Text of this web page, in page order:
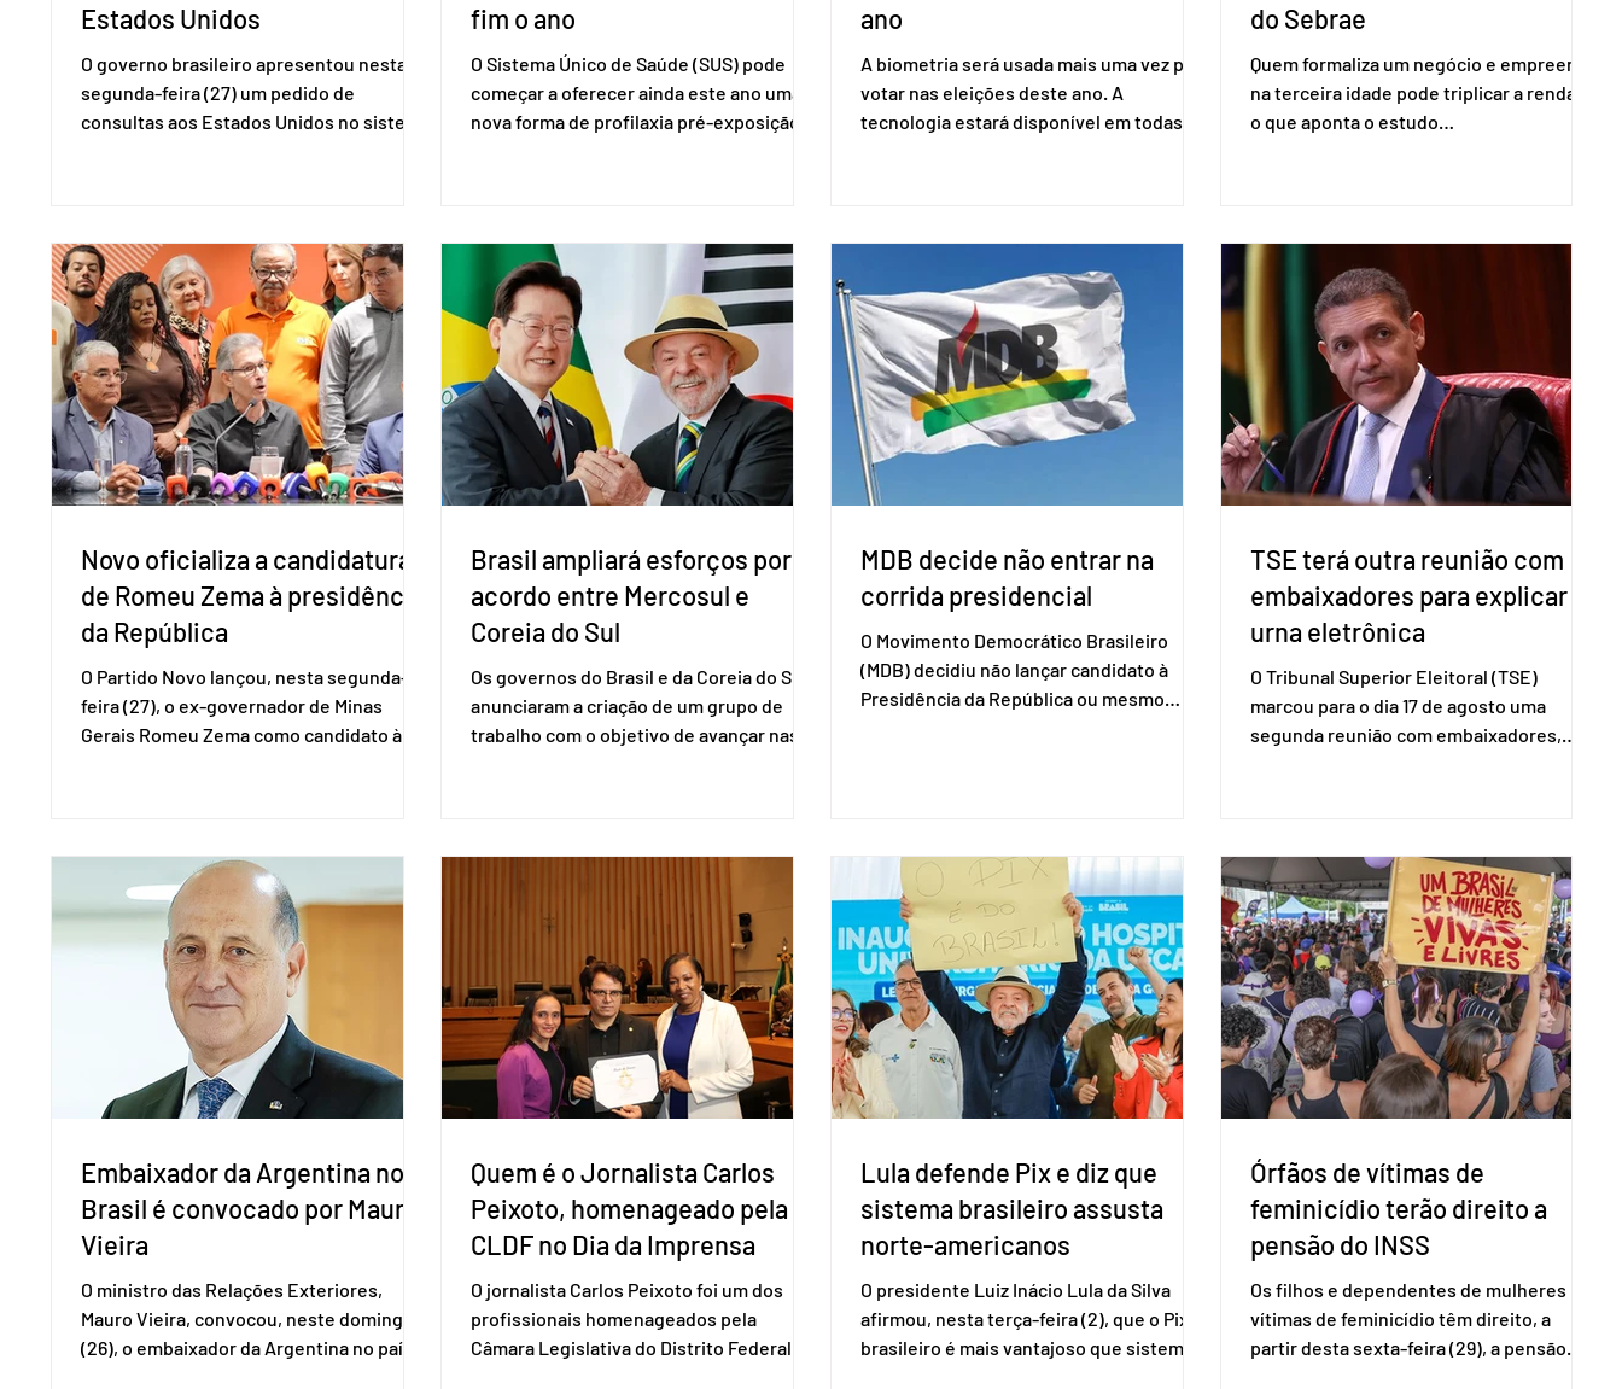
Estados Unidos
O governo brasileiro apresentou nesta
segunda-feira (27) um pedido de
consultas aos Estados Unidos no sistema
base na Seção 301 da Lei de Comércio de
1974. Segundo nota divulgada pelo
Ministério das Relações Exteriores, o
Brasil considera que as tarifas são
injustificadas e incompatíveis com as
obrigações assumidas pelos Estados
Unid
fim o ano
O Sistema Único de Saúde (SUS) pode
começar a oferecer ainda este ano uma
nova forma de profilaxia pré-exposição
e pode ser tomado a cada dois meses. O
pedido de inclusão vai ser encaminhado
pelo Ministério da Saúde à Comissão
Nacional de Incorporação de Novas
Tecnologias no SUS (Conitec) na semana
que vem. A Conitec é um colegiado
ano
A biometria será usada mais uma vez para
votar nas eleições deste ano. A
tecnologia estará disponível em todas as
Se o título estiver regular, o eleitor pode
votar mesmo sem ter realizado esse
cadastro. Neste caso, será exigido o
documento de identificação para acesso
à urna eletrônica. Se a urna eletrônica
não reconh
do Sebrae
Quem formaliza um negócio e empreende
na terceira idade pode triplicar a renda. É
o que aponta o estudo
Empresas (Sebrae), realizado a partir de
dados do Instituto Brasileiro de
Geografia e Estatística (IBGE). O estudo
do Sebrae mostra que, no quarto
trimestre de 2025, os empreendedores
60+ formalizados atingiram o maior
rendime
Novo oficializa a candidatura
de Romeu Zema à presidência
da República
O Partido Novo lançou, nesta segunda-
feira (27), o ex-governador de Minas
Gerais Romeu Zema como candidato à
vice-presidente. A convenção contou
com a presença do presidente nacional
do partido, Eduardo Ribeiro, e do senador
Eduardo Girão, filiado ao Novo desde
fevereiro de 2023. Formado em
administração de empresas pela Fundaç
Brasil ampliará esforços por
acordo entre Mercosul e
Coreia do Sul
Os governos do Brasil e da Coreia do Sul
anunciaram a criação de um grupo de
trabalho com o objetivo de avançar nas
“Decidimos criar um grupo de trabalho
que vai identificar sensibilidades dos
dois lados e evitar que elas sejam um
empecilho para a retomada das
negociações de um acordo do Mercosul
com a Coreia”, disse o presiden
MDB decide não entrar na
corrida presidencial
O Movimento Democrático Brasileiro
(MDB) decidiu não lançar candidato à
Presidência da República ou mesmo
formação de alianças no âmbito local. A
ideia, segundo o partido, é focar na
eleição de governadores e deputados
estaduais, além de fortalecer a bancada
no Congresso Nacional, com senad
TSE terá outra reunião com
embaixadores para explicar
urna eletrônica
O Tribunal Superior Eleitoral (TSE)
marcou para o dia 17 de agosto uma
segunda reunião com embaixadores,
sistema eleitoral do país. Segundo o
tribunal, o encontro ocorrerá na sede do
TSE e dará continuidade às ações de
transparência voltadas à comunidade
internacional. Nela, o presidente da
Corte, ministro Kássio Nunes Marques,
voltará a explic
Embaixador da Argentina no
Brasil é convocado por Mauro
Vieira
O ministro das Relações Exteriores,
Mauro Vieira, convocou, neste domingo
(26), o embaixador da Argentina no país,
Quem é o Jornalista Carlos
Peixoto, homenageado pela
CLDF no Dia da Imprensa
O jornalista Carlos Peixoto foi um dos
profissionais homenageados pela
Câmara Legislativa do Distrito Federal
Lula defende Pix e diz que
sistema brasileiro assusta
norte-americanos
O presidente Luiz Inácio Lula da Silva
afirmou, nesta terça-feira (2), que o Pix
brasileiro é mais vantajoso que sistemas
Órfãos de vítimas de
feminicídio terão direito a
pensão do INSS
Os filhos e dependentes de mulheres
vítimas de feminicídio têm direito, a
partir desta sexta-feira (29), a pensão